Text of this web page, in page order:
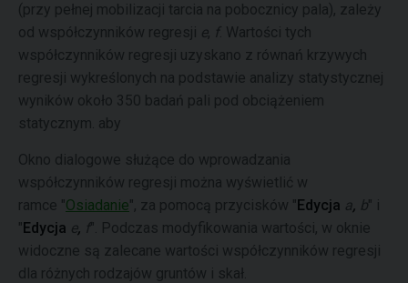
(przy pełnej mobilizacji tarcia na pobocznicy pala), zależy
od współczynników regresji e, f. Wartości tych
współczynników regresji uzyskano z równań krzywych
regresji wykreślonych na podstawie analizy statystycznej
wyników około 350 badań pali pod obciążeniem
statycznym. aby
Okno dialogowe służące do wprowadzania
współczynników regresji można wyświetlić w
ramce "Osiadanie", za pomocą przycisków "Edycja a, b" i
"Edycja e, f". Podczas modyfikowania wartości, w oknie
widoczne są zalecane wartości współczynników regresji
dla różnych rodzajów gruntów i skał.